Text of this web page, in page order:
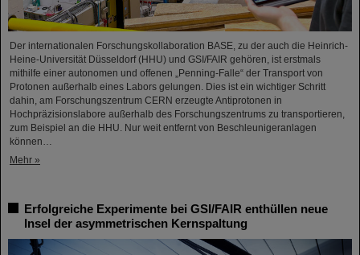
Der internationalen Forschungskollaboration BASE, zu der auch die Heinrich-
Heine-Universität Düsseldorf (HHU) und GSI/FAIR gehören, ist erstmals
mithilfe einer autonomen und offenen „Penning-Falle“ der Transport von
Protonen außerhalb eines Labors gelungen. Dies ist ein wichtiger Schritt
dahin, am Forschungszentrum CERN erzeugte Antiprotonen in
Hochpräzisionslabore außerhalb des Forschungszentrums zu transportieren,
zum Beispiel an die HHU. Nur weit entfernt von Beschleunigeranlagen
können…
Mehr »
Erfolgreiche Experimente bei GSI/FAIR enthüllen neue
Insel der asymmetrischen Kernspaltung